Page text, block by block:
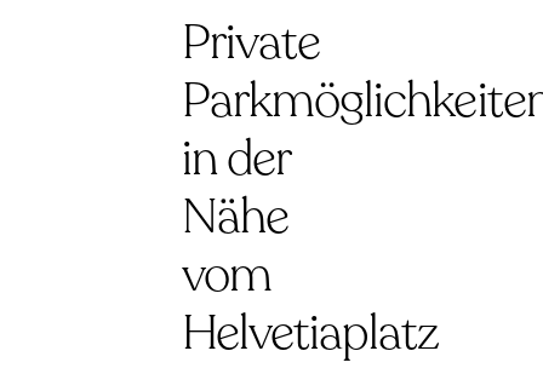
Private
in der
Nähe
vom
Helvetiaplatz